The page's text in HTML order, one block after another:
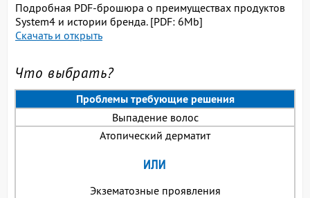
Подробная PDF-брошюра о преимуществах продуктов
System4 и истории бренда. [PDF: 6Mb]
Скачать и открыть
Что выбрать?
Проблемы требующие решения
Выпадение волос
Атопический дерматит
Экзематозные проявления